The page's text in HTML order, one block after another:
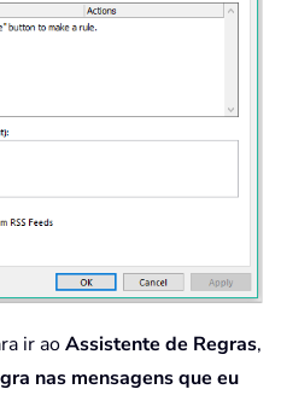
ir aoAssistente de Regras,
nas mensagens que eu